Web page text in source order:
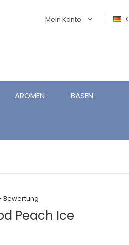
Mein Konto
AROMEN BASEN
Bewertung
Peach Ice